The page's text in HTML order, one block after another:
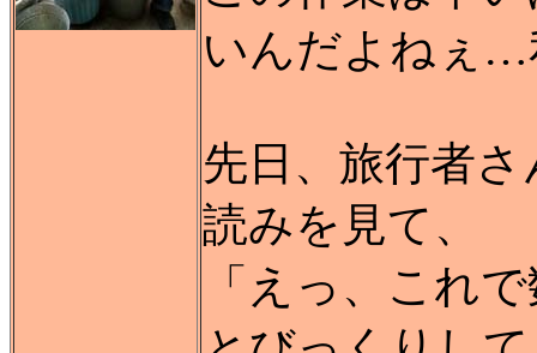
いんだよねぇ…
先日、旅行者
読みを見て、
「えっ、これ